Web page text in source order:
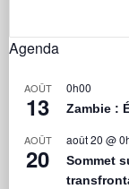
Agenda
AOÛT
13
0h00
Zambie :
AOÛT
20
août 20 @
Sommet